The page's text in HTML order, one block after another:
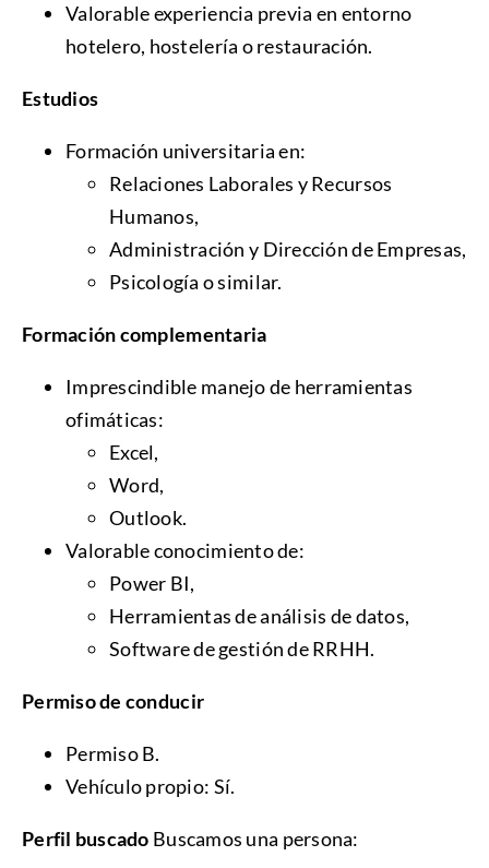
Valorable experiencia previa en entorno
hotelero, hostelería o restauración.
Estudios
Formación universitaria en:
Relaciones Laborales y Recursos
Humanos,
Administración y Dirección de Empresas,
Psicología o similar.
Formación complementaria
Imprescindible manejo de herramientas
ofimáticas:
Excel,
Word,
Outlook.
Valorable conocimiento de:
Power BI,
Herramientas de análisis de datos,
Software de gestión de RRHH.
Permiso de conducir
Permiso B.
Vehículo propio: Sí.
Perfil buscado Buscamos una persona: